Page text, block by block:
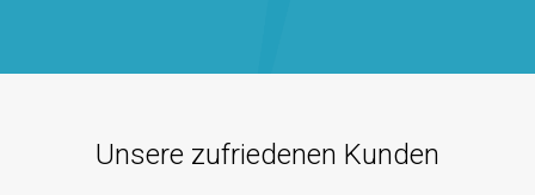
Unsere zufriedenen Kunden